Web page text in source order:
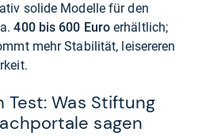
solide Modelle für den
400 bis 600 Euroerhältlich;
mehr Stabilität, leisereren
Test: Was Stiftung
sagen